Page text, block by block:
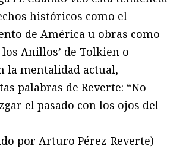
históricos como el
de América u obras como
los Anillos’ de Tolkien o
la mentalidad actual,
palabras de Reverte: “No
el pasado con los ojos del
por Arturo Pérez-Reverte)